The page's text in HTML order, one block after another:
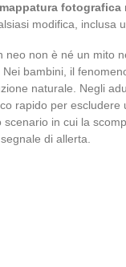
mappatura fotografica
modifica, inclusa
neo non è né un mito
bambini, il
naturale. Negli
rapido per escludere
scenario in cui la
di allerta.